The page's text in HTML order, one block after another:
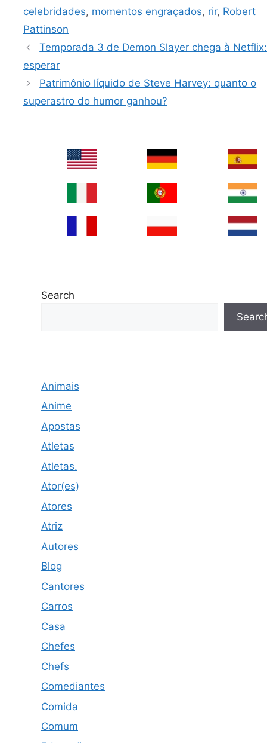
celebridades, momentos engraçados, rir, Robert
Pattinson
Temporada 3 de Demon Slayer chega à
esperar
Patrimônio líquido de Steve Harvey: quanto o
superastro do humor ganhou?
Search
Animais
Anime
Apostas
Atletas
Atletas.
Ator(es)
Atores
Atriz
Autores
Blog
Cantores
Carros
Casa
Chefes
Chefs
Comediantes
Comida
Comum